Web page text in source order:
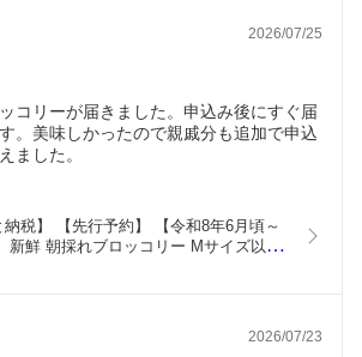
2026/07/25
コリーが届きました。申込み後にすぐ届
。美味しかったので親戚分も追加で申込
ました。
納税】 【先行予約】 【令和8年6月頃～
新鮮 朝採れブロッコリー Mサイズ以上
2026/07/23